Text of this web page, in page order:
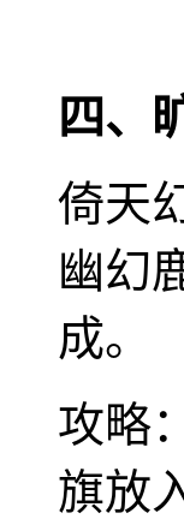
四、
倚天
幽幻
成。
攻略
旗放